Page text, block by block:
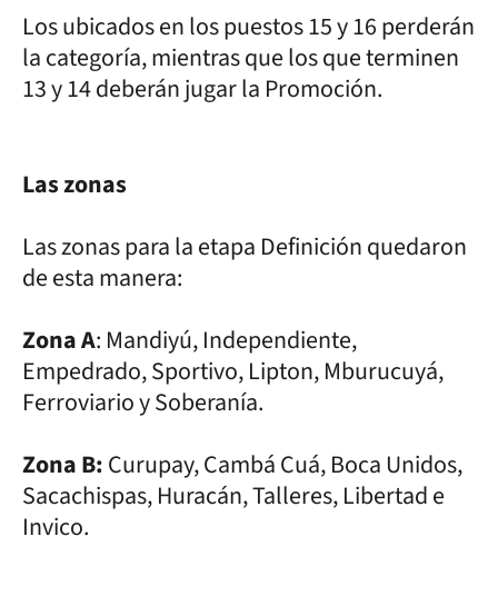
Los ubicados en los puestos 15 y 16 perderán
la categoría, mientras que los que terminen
13 y 14 deberán jugar la Promoción.
Las zonas
Las zonas para la etapa Definición quedaron
de esta manera:
Zona A: Mandiyú, Independiente,
Empedrado, Sportivo, Lipton, Mburucuyá,
Ferroviario y Soberanía.
Zona B:Curupay, Cambá Cuá, Boca Unidos,
Sacachispas, Huracán, Talleres, Libertad e
Invico.